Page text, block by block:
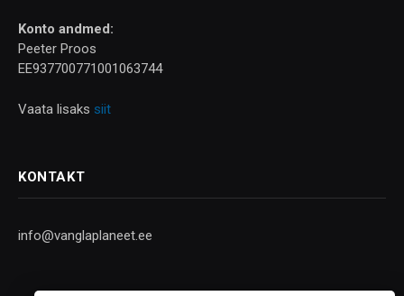
Konto andmed:
Peeter Proos
EE937700771001063744
Vaata lisaks siit
KONTAKT
info@vanglaplaneet.ee